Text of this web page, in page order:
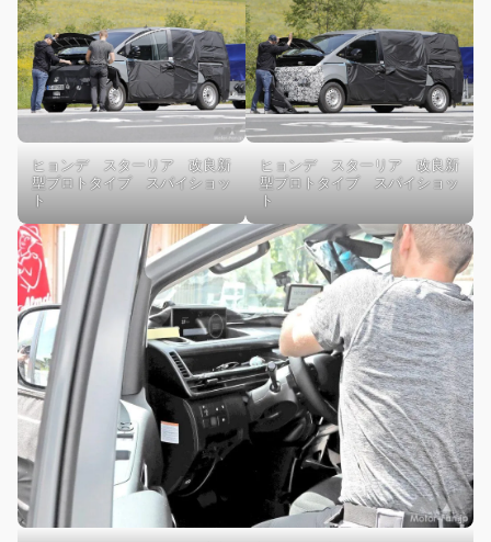
ヒョンデ スターリア 改良新
型プロトタイプ スパイショッ
ト
ヒョンデ スターリア 改良新
型プロトタイプ スパイショッ
ト